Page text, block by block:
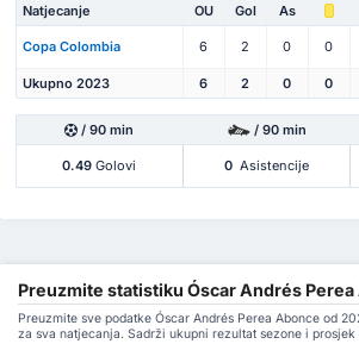
Natjecanje OU Gol As
Copa Colombia 6 2 0 0
Ukupno 2023 6 2 0 0
/ 90 min / 90 min
0.49 Golovi 0 Asistencije
Preuzmite statistiku Óscar Andrés Perea
Preuzmite sve podatke Óscar Andrés Perea Abonce od
za sva natjecanja. Sadrži ukupni rezultat sezone i prosjek